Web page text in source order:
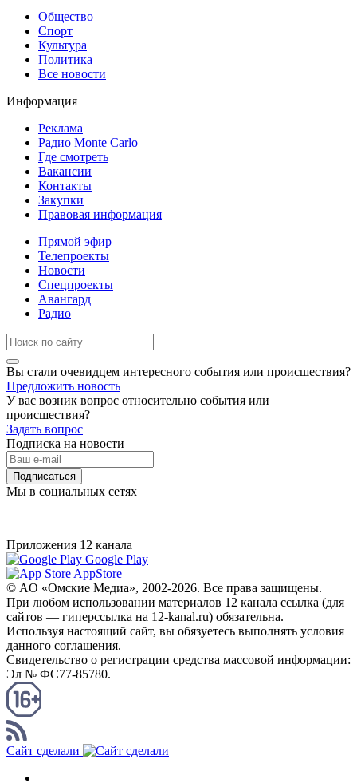
Общество
Спорт
Культура
Политика
Все новости
Информация
Реклама
Радио Monte Carlo
Где смотреть
Вакансии
Контакты
Закупки
Правовая информация
Прямой эфир
Телепроекты
Новости
Спецпроекты
Авангард
Радио
Вы стали очевидцем интересного события или происшествия?
Предложить новость
У вас возник вопрос относительно события или
происшествия?
Задать вопрос
Подписка на новости
Подписаться
Мы в социальных сетях
Приложения 12 канала
Google Play
AppStore
© AO «Омские Медиа», 2002-2026. Все права защищены.
При любом использовании материалов 12 канала ссылка (для
сайтов — гиперссылка на 12-kanal.ru) обязательна.
Используя настоящий сайт, вы обязуетесь выполнять условия
данного соглашения.
Свидетельство о регистрации средства массовой информации:
Эл № ФС77-85780.
Сайт сделали